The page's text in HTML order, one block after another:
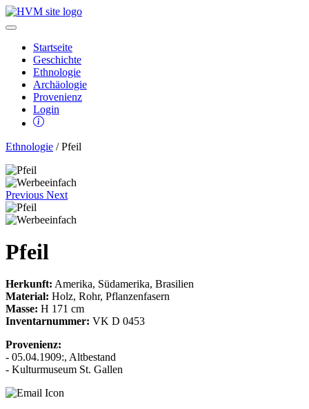
Startseite
Geschichte
Ethnologie
Archäologie
Provenienz
Login
Ethnologie / Pfeil
Previous Next
Pfeil
Herkunft: Amerika, Südamerika, Brasilien
Material: Holz, Rohr, Pflanzenfasern
Masse: H 171 cm
Inventarnummer: VK D 0453
Provenienz:
- 05.04.1909:, Altbestand
- Kulturmuseum St. Gallen